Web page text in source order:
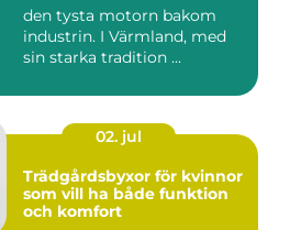
den tysta motorn bakom
industrin. I Värmland, med
sin starka tradition ...
02. jul
Trädgårdsbyxor för kvinnor
som vill ha både funktion
och komfort